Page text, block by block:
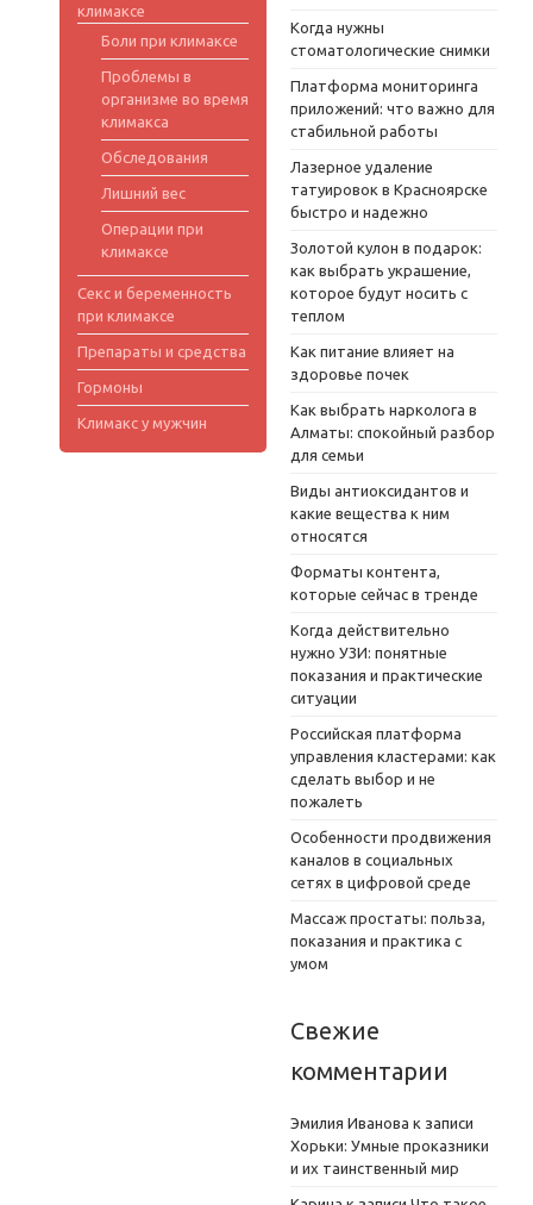
климаксе
Боли при климаксе
Проблемы в
организме во время
климакса
Обследования
Лишний вес
Операции при
климаксе
Секс и беременность
при климаксе
Препараты и средства
Гормоны
Климакс у мужчин
Когда нужны
стоматологические снимки
Платформа мониторинга
приложений: что важно для
стабильной работы
Лазерное удаление
татуировок в Красноярске
быстро и надежно
Золотой кулон в подарок:
как выбрать украшение,
которое будут носить с
теплом
Как питание влияет на
здоровье почек
Как выбрать нарколога в
Алматы: спокойный разбор
для семьи
Виды антиоксидантов и
какие вещества к ним
относятся
Форматы контента,
которые сейчас в тренде
Когда действительно
нужно УЗИ: понятные
показания и практические
ситуации
Российская платформа
управления кластерами: как
сделать выбор и не
пожалеть
Особенности продвижения
каналов в социальных
сетях в цифровой среде
Массаж простаты: польза,
показания и практика с
умом
Свежие
комментарии
Эмилия Иванова к записи
Хорьки: Умные проказники
и их таинственный мир